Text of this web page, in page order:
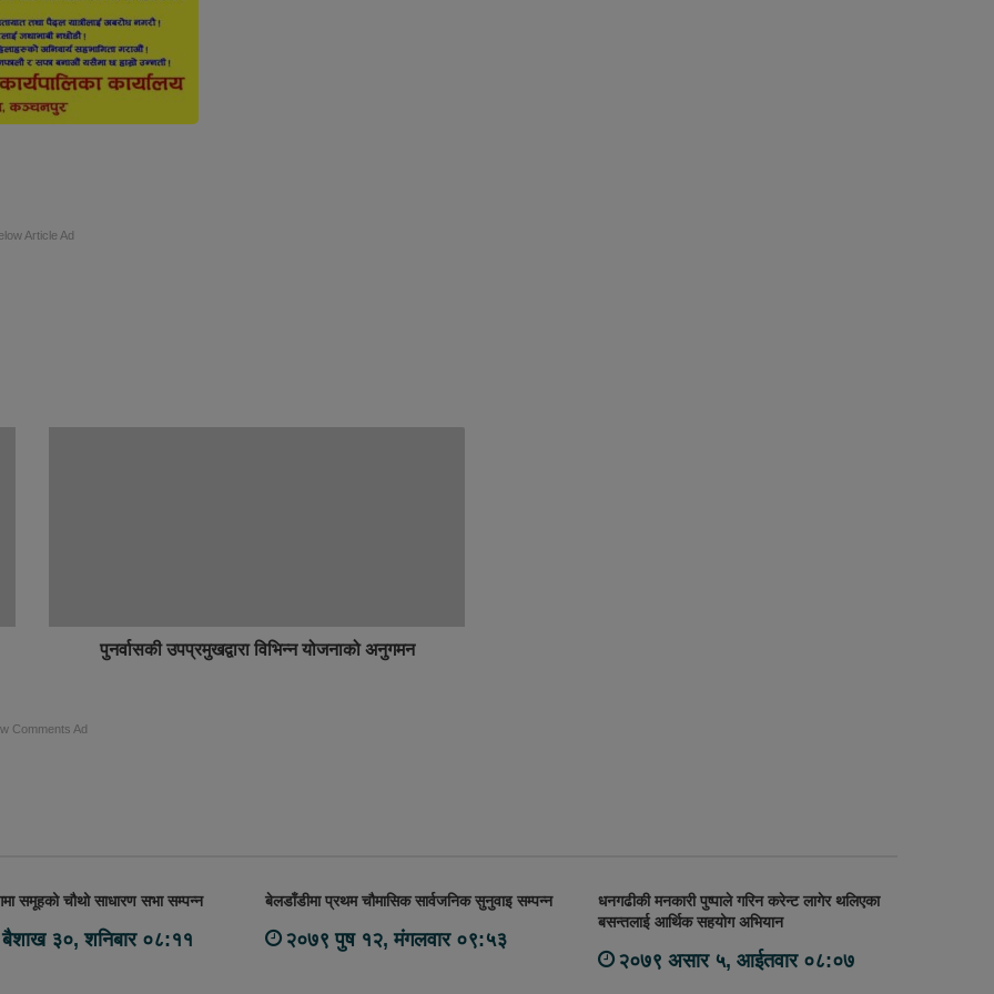
Article Ad
पुनर्वासकी उपप्रमुखद्वारा विभिन्न योजनाको अनुगमन
Comments Ad
समूहको चौथो साधारण सभा सम्पन्न
३०, शनिबार ०८:११
बेलडाँडीमा प्रथम चौमासिक सार्वजनिक सुनुवाइ सम्पन्न
२०७९ पुष १२, मंगलवार ०९:५३
धनगढीकी मनकारी पुष्पाले गरिन करेन्ट लागेर थलिएका
बसन्तलाई आर्थिक सहयोग अभियान
२०७९ असार ५, आईतवार ०८:०७